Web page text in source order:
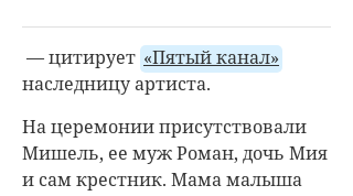
— цитирует «Пятый канал»
наследницу артиста.
На церемонии присутствовали
Мишель, ее муж Роман, дочь Мия
и сам крестник. Мама малыша